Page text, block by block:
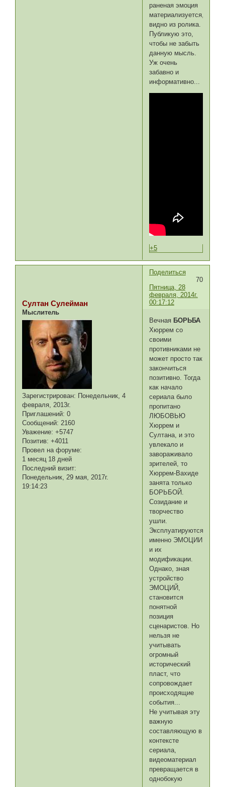
раненая эмоция
материализуется,
видно из ролика.
Публикую это,
чтобы не забыть
данную мысль.
Уж очень
забавно и
информативно...
+5
Поделиться
70
Пятница, 28
февраля, 2014г.
00:17:12
Султан Сулейман
Мыслитель
Зарегистрирован: Понедельник, 4
февраля, 2013г.
Приглашений: 0
Сообщений: 2160
Уважение: +5747
Позитив: +4011
Провел на форуме:
1 месяц 18 дней
Последний визит:
Понедельник, 29 мая, 2017г.
19:14:23
Вечная БОРЬБА
Хюррем со
своими
противниками не
может просто так
закончиться
позитивно. Тогда
как начало
сериала было
пропитано
ЛЮБОВЬЮ
Хюррем и
Султана, и это
увлекало и
завораживало
зрителей, то
Хюррем-Вахиде
занята только
БОРЬБОЙ.
Созидание и
творчество
ушли.
Эксплуатируются
именно ЭМОЦИИ
и их
модификации.
Однако, зная
устройство
ЭМОЦИЙ,
становится
понятной
позиция
сценаристов. Но
нельзя не
учитывать
огромный
исторический
пласт, что
сопровождает
происходящие
события...
Не учитывая эту
важную
составляющую в
контексте
сериала,
видеоматериал
превращается в
однобокую